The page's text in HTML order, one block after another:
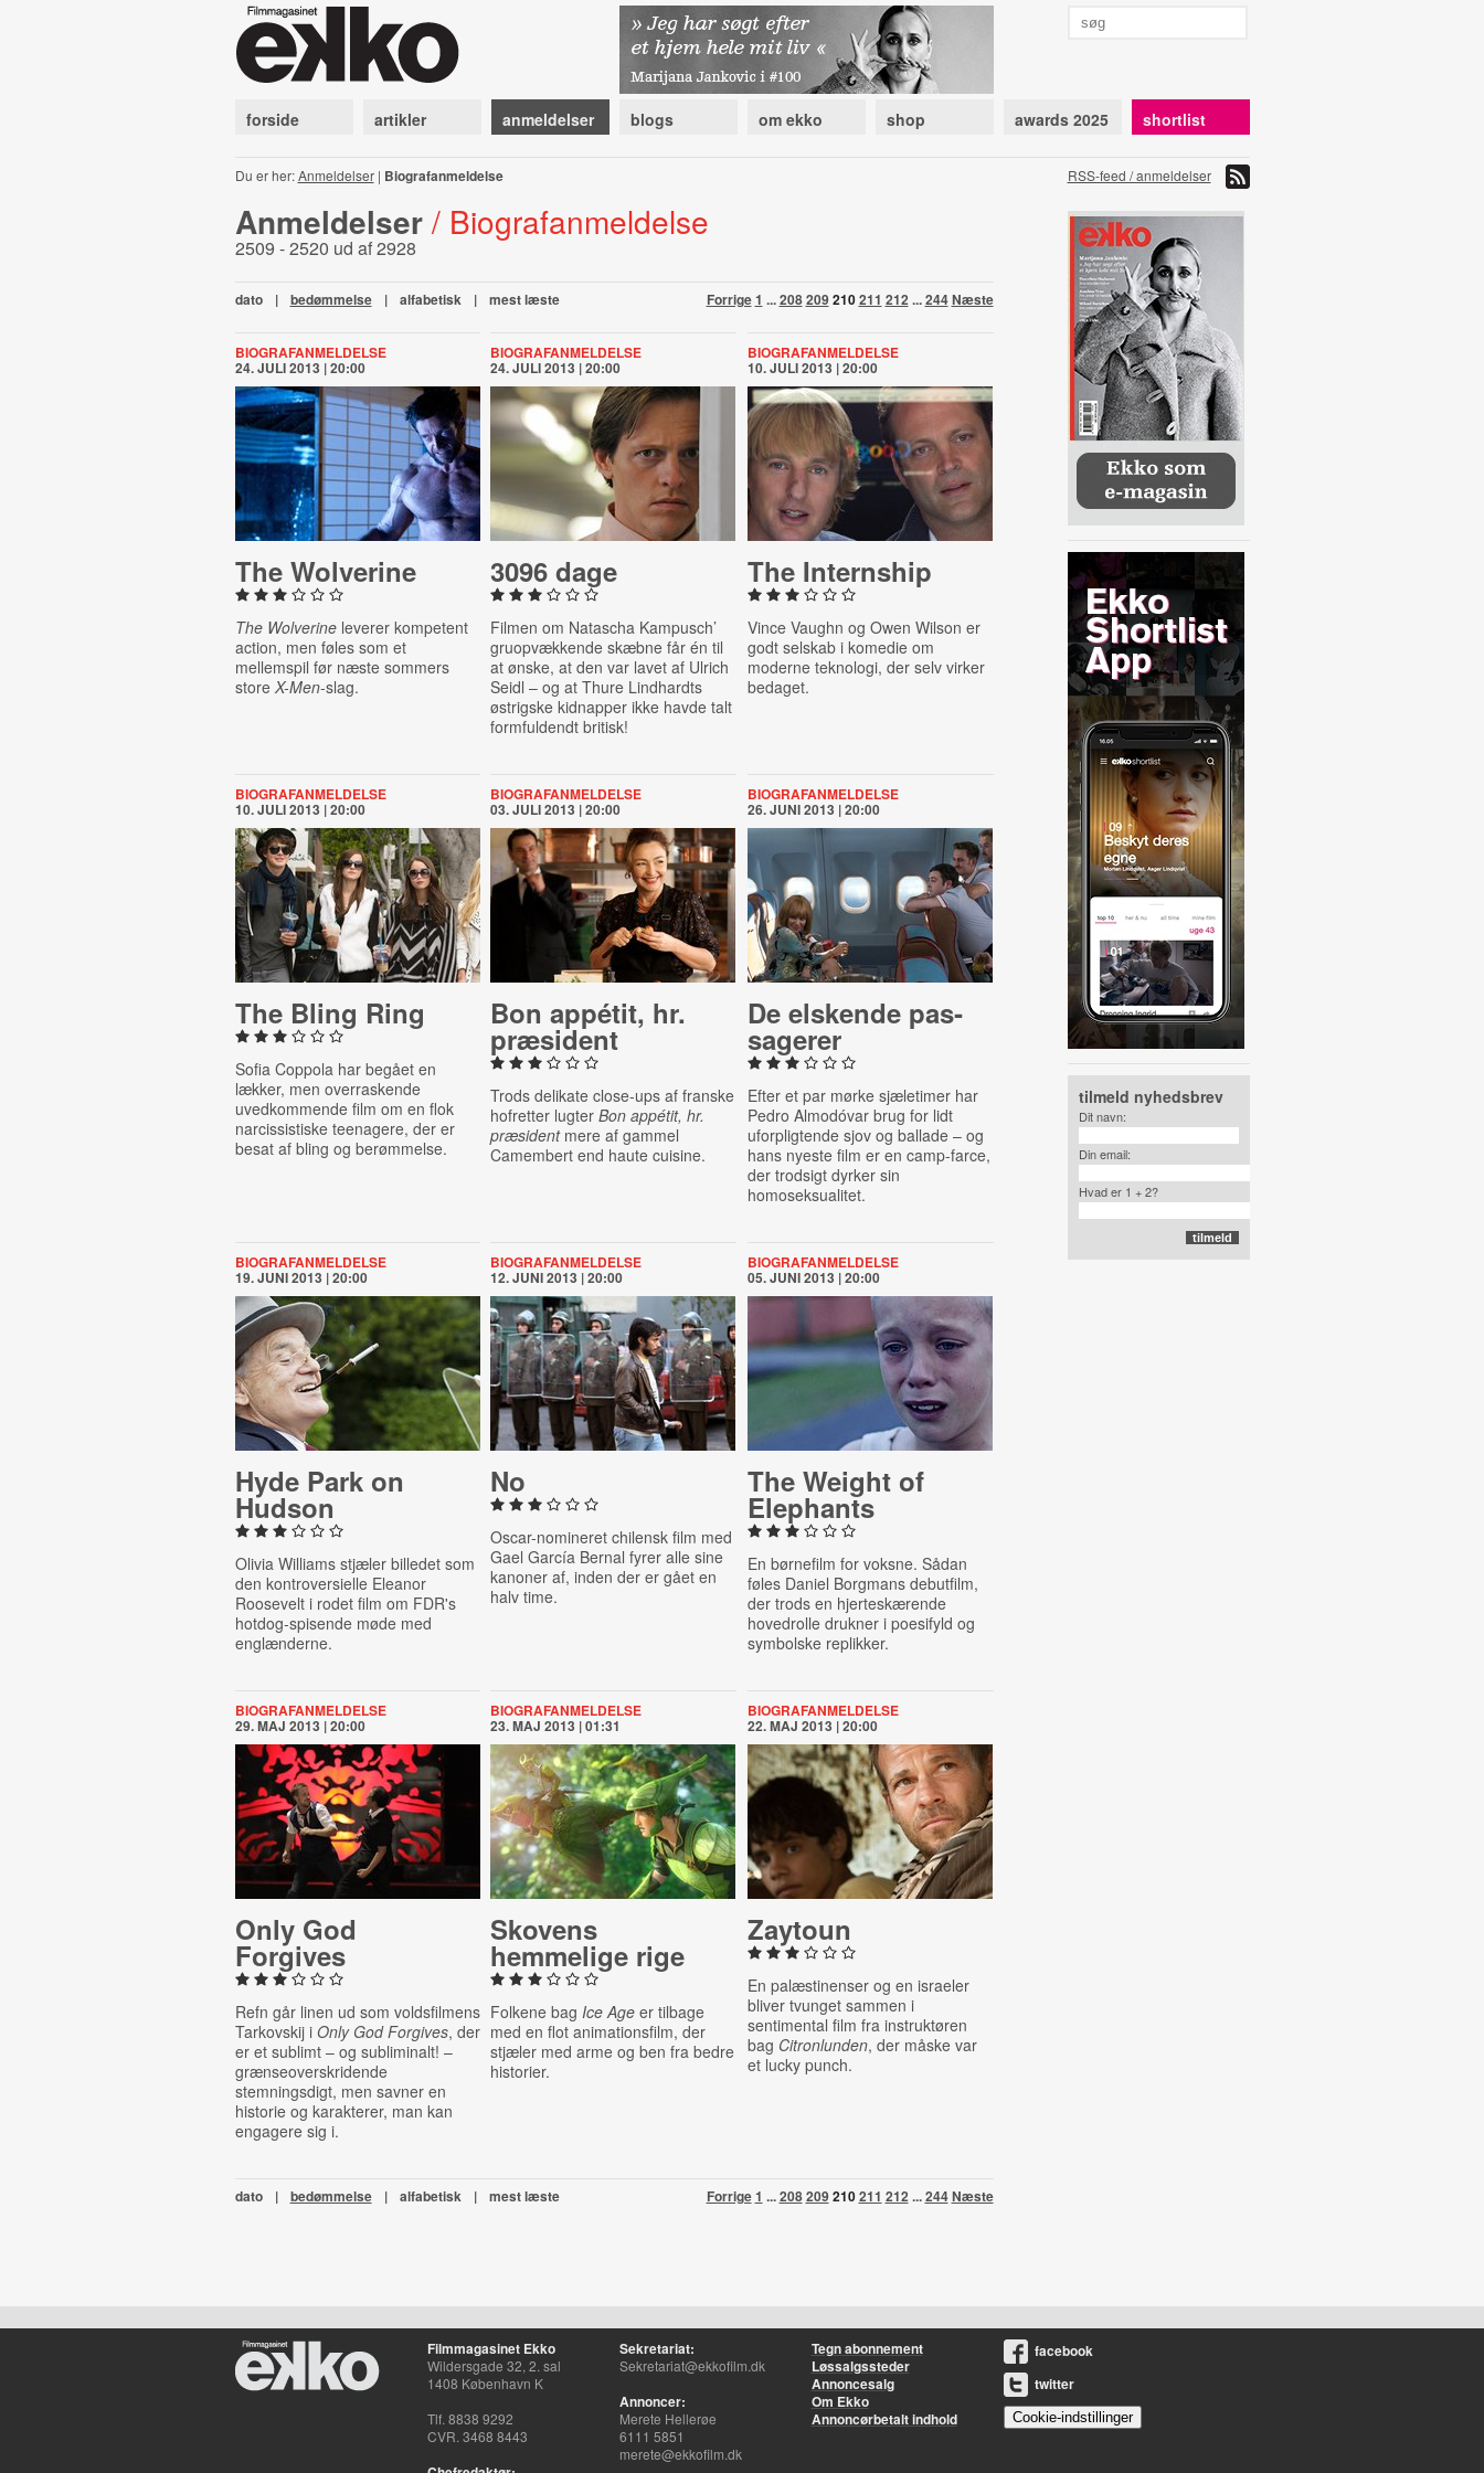
forside artikler anmeldelser blogs om ekko shop awards 2025 shortlist
Du er her:Anmeldelser| Biografanmeldelse RSS-feed / anmeldelser
Anmeldelser / Biografanmeldelse
2509 - 2520 ud af 2928
Forrige1 ...208209210211 212 ...244Næste
dato | bedømmelse | alfabetisk | mest læste
BIOGRAFANMELDELSE
24. JULI 2013 | 20:00
The Wolverine
The Wolverine leverer kompetent
action, men føles som et
mellemspil før næste sommers
store X-Men-slag.
BIOGRAFANMELDELSE
24. JULI 2013 | 20:00
3096 dage
Filmen om Natascha Kampusch’
gruopvækkende skæbne får én til
at ønske, at den var lavet af Ulrich
Seidl – og at Thure Lindhardts
østrigske kidnapper ikke havde talt
formfuldendt britisk!
BIOGRAFANMELDELSE
10. JULI 2013 | 20:00
The In­tern­ship
Vince Vaughn og Owen Wilson er
godt selskab i komedie om
moderne teknologi, der selv virker
bedaget.
BIOGRAFANMELDELSE
10. JULI 2013 | 20:00
The Bling Ring
Sofia Coppola har begået en
lækker, men overraskende
uvedkommende film om en flok
narcissistiske teenagere, der er
besat af bling og berømmelse.
BIOGRAFANMELDELSE
03. JULI 2013 | 20:00
Bon appétit, hr.
præsident
Trods delikate close-ups af franske
hofretter lugterBon appétit, hr.
præsidentmere af gammel
Camembert end haute cuisine.
BIOGRAFANMELDELSE
26. JUNI 2013 | 20:00
De elskende pas­
sa­ge­rer
Efter et par mørke sjæletimer har
Pedro Almodóvar brug for lidt
uforpligtende sjov og ballade – og
hans nyeste film er en camp-farce,
der trodsigt dyrker sin
homoseksualitet.
BIOGRAFANMELDELSE
19. JUNI 2013 | 20:00
Hyde Park on
Hudson
Olivia Williams stjæler billedet som
den kontroversielle Eleanor
Roosevelt i rodet film om FDR's
hotdog-spisende møde med
englænderne.
BIOGRAFANMELDELSE
12. JUNI 2013 | 20:00
No
Oscar-nomineret chilensk film med
Gael García Bernal fyrer alle sine
kanoner af, inden der er gået en
halv time.
BIOGRAFANMELDELSE
05. JUNI 2013 | 20:00
The Weight of
Elephants
En børnefilm for voksne. Sådan
føles Daniel Borgmans debutfilm,
der trods en hjerteskærende
hovedrolle drukner i poesifyld og
symbolske replikker.
BIOGRAFANMELDELSE
29. MAJ 2013 | 20:00
Only God
Forgives
Refn går linen ud som voldsfilmens
Tarkovskij i Only God Forgives, der
er et sublimt – og subliminalt! –
grænseoverskridende
stemningsdigt, men savner en
historie og karakterer, man kan
engagere sig i.
BIOGRAFANMELDELSE
23. MAJ 2013 | 01:31
Skovens
hemmelige rige
Folkene bagIce Age er tilbage
med en flot animationsfilm, der
stjæler med arme og ben fra bedre
historier.
BIOGRAFANMELDELSE
22. MAJ 2013 | 20:00
Zaytoun
En palæstinenser og en israeler
bliver tvunget sammen i
sentimental film fra instruktøren
bag Citronlunden, der måske var
et lucky punch.
Forrige1 ...208209210211 212 ...244Næste
dato | bedømmelse | alfabetisk | mest læste
tilmeld nyhedsbrev
Dit navn:
Din email:
Hvad er 1 + 2?
Filmmagasinet Ekko
Wildersgade 32, 2. sal
1408 København K
Tlf. 8838 9292
CVR. 3468 8443
Sekretariat:
Sekretariat@ekkofilm.dk
Annoncer:
Merete Hellerøe
6111 5851
merete@ekkofilm.dk
Tegn abonnement
Løssalgssteder
Annoncesalg
Om Ekko
Annoncørbetalt indhold
facebook
twitter
Cookie-indstillinger